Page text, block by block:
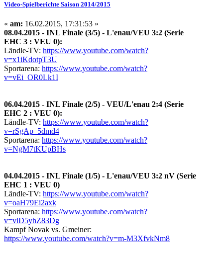
Video-Spielberichte Saison 2014/2015
« am: 16.02.2015, 17:31:53 »
08.04.2015 - INL Finale (3/5) - L'enau/VEU 3:2 (Serie
EHC 3 : VEU 0):
Ländle-TV: https://www.youtube.com/watch?
v=x1iKdotpT3U
Sportarena: https://www.youtube.com/watch?
v=vEi_OR0Lk1I
06.04.2015 - INL Finale (2/5) - VEU/L'enau 2:4 (Serie
EHC 2 : VEU 0):
Ländle-TV: https://www.youtube.com/watch?
v=rSgAp_5dmd4
Sportarena: https://www.youtube.com/watch?
v=NgM7tKUpBHs
04.04.2015 - INL Finale (1/5) - L'enau/VEU 3:2 nV (Serie
EHC 1 : VEU 0)
Ländle-TV: https://www.youtube.com/watch?
v=oaH79Ei2axk
Sportarena: https://www.youtube.com/watch?
v=vlD5yhZ83Dg
Kampf Novak vs. Gmeiner:
https://www.youtube.com/watch?v=m-M3XfvkNm8